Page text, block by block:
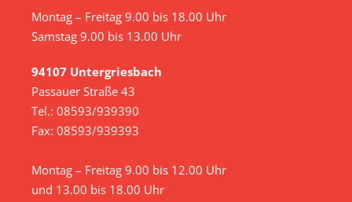
Montag – Freitag 9.00 bis 18.00 Uhr
Samstag 9.00 bis 13.00 Uhr
94107 Untergriesbach
Passauer Straße 43
Tel.: 08593/939390
Fax: 08593/939393
Montag – Freitag 9.00 bis 12.00 Uhr
und 13.00 bis 18.00 Uhr